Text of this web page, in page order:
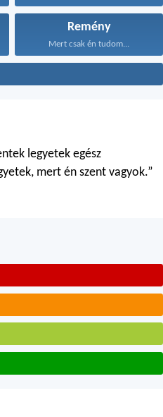
Remény
Mert csak én tudom...
legyetek egész
mert én szent vagyok.”